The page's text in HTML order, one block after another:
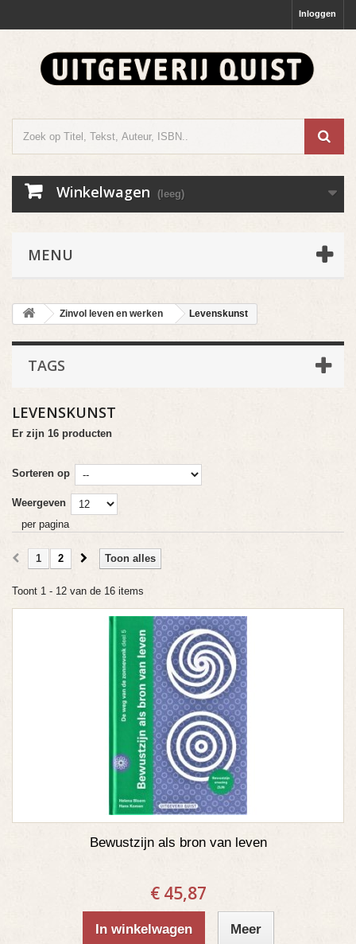
Inloggen
Winkelwagen (leeg)
MENU
Zinvol leven en werken Levenskunst
TAGS
LEVENSKUNST
Er zijn 16 producten
Sorteren op
Weergeven
per pagina
Toon alles
1 2
Toont 1 - 12 van de 16 items
Bewustzijn als bron van leven
€ 45,87
In winkelwagen Meer